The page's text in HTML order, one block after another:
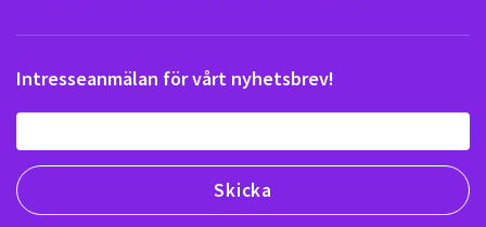
Intresseanmälan för vårt nyhetsbrev!